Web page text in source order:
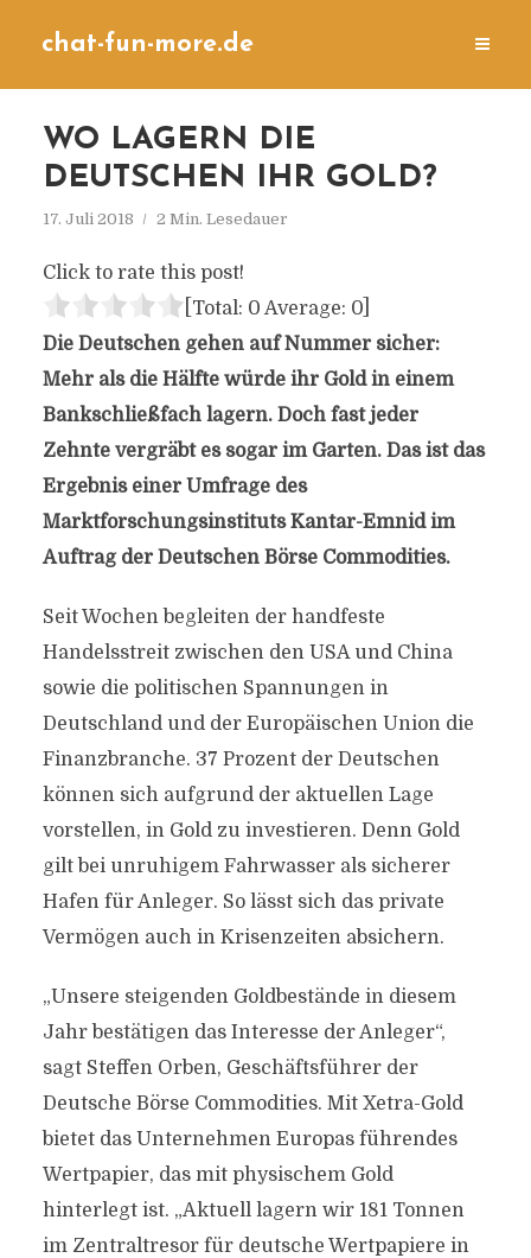
chat-fun-more.de
WO LAGERN DIE
DEUTSCHEN IHR GOLD?
17. Juli 2018 2 Min. Lesedauer
Click to rate this post!
[Total: 0 Average: 0]
Die Deutschen gehen auf Nummer sicher:
Mehr als die Hälfte würde ihr Gold in einem
Bankschließfach lagern. Doch fast jeder
Zehnte vergräbt es sogar im Garten. Das ist das
Ergebnis einer Umfrage des
Marktforschungsinstituts Kantar-Emnid im
Auftrag der Deutschen Börse Commodities.
Seit Wochen begleiten der handfeste
Handelsstreit zwischen den USA und China
sowie die politischen Spannungen in
Deutschland und der Europäischen Union die
Finanzbranche. 37 Prozent der Deutschen
können sich aufgrund der aktuellen Lage
vorstellen, in Gold zu investieren. Denn Gold
gilt bei unruhigem Fahrwasser als sicherer
Hafen für Anleger. So lässt sich das private
Vermögen auch in Krisenzeiten absichern.
„Unsere steigenden Goldbestände in diesem
Jahr bestätigen das Interesse der Anleger“,
sagt Steffen Orben, Geschäftsführer der
Deutsche Börse Commodities. Mit Xetra-Gold
bietet das Unternehmen Europas führendes
Wertpapier, das mit physischem Gold
hinterlegt ist. „Aktuell lagern wir 181 Tonnen
im Zentraltresor für deutsche Wertpapiere in